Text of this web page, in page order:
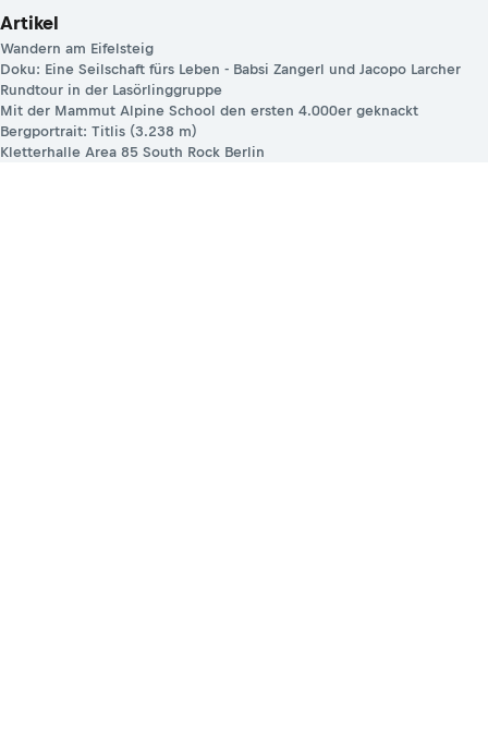
Artikel
Wandern am Eifelsteig
Doku: Eine Seilschaft fürs Leben - Babsi Zangerl und Jacopo Larcher
Rundtour in der Lasörlinggruppe
Mit der Mammut Alpine School den ersten 4.000er geknackt
Bergportrait: Titlis (3.238 m)
Kletterhalle Area 85 South Rock Berlin